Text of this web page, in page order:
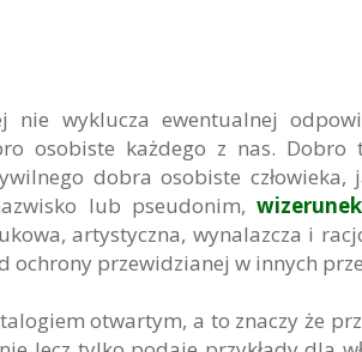
nie wyklucza ewentualnej
osobiste każdego z nas.
dobra osobiste człowieka,
lub pseudonim,wizerunek
artystyczna, wynalazcza i
ochrony przewidzianej w innych
otwartym, a to znaczy że